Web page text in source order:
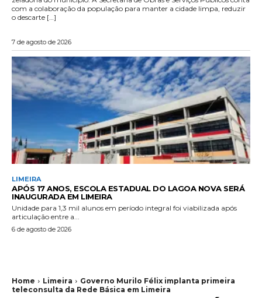
com a colaboração da população para manter a cidade limpa, reduzir
o descarte […]
7 de agosto de 2026
LIMEIRA
APÓS 17 ANOS, ESCOLA ESTADUAL DO LAGOA NOVA SERÁ
INAUGURADA EM LIMEIRA
Unidade para 1,3 mil alunos em período integral foi viabilizada após
articulação entre a...
6 de agosto de 2026